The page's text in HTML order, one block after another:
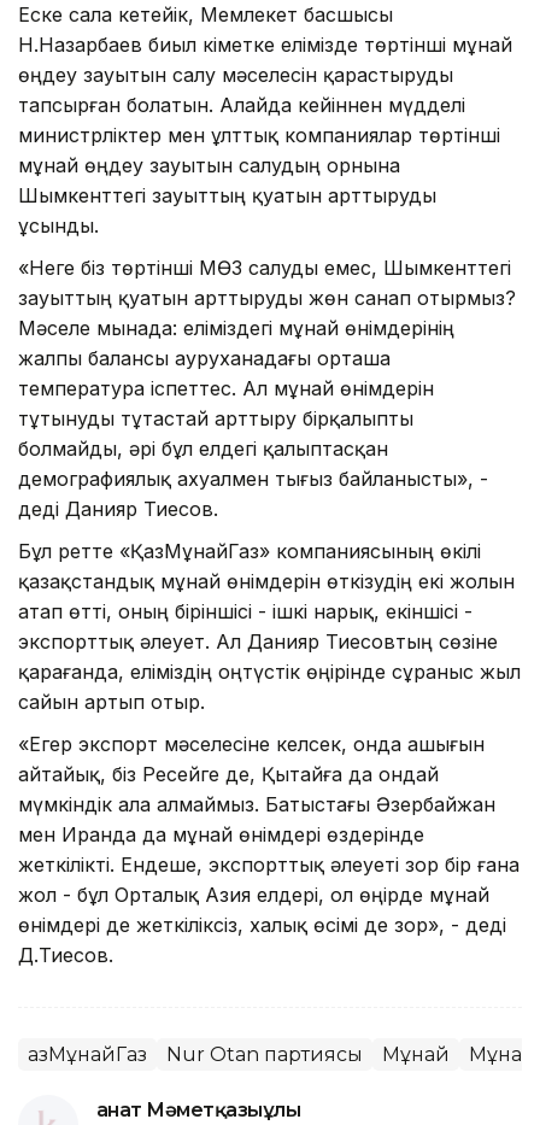
Еске сала кетейік, Мемлекет басшысы
Н.Назарбаев биыл Үкіметке елімізде төртінші мұнай
өңдеу зауытын салу мәселесін қарастыруды
тапсырған болатын. Алайда кейіннен мүдделі
министрліктер мен ұлттық компаниялар төртінші
мұнай өңдеу зауытын салудың орнына
Шымкенттегі зауыттың қуатын арттыруды
ұсынды.
«Неге біз төртінші МӨЗ салуды емес, Шымкенттегі
зауыттың қуатын арттыруды жөн санап отырмыз?
Мәселе мынада: еліміздегі мұнай өнімдерінің
жалпы балансы ауруханадағы орташа
температура іспеттес. Ал мұнай өнімдерін
тұтынуды тұтастай арттыру бірқалыпты
болмайды, әрі бұл елдегі қалыптасқан
демографиялық ахуалмен тығыз байланысты», -
деді Данияр Тиесов.
Бұл ретте «ҚазМұнайГаз» компаниясының өкілі
қазақстандық мұнай өнімдерін өткізудің екі жолын
атап өтті, оның біріншісі - ішкі нарық, екіншісі -
экспорттық әлеует. Ал Данияр Тиесовтың сөзіне
қарағанда, еліміздің оңтүстік өңірінде сұраныс жыл
сайын артып отыр.
«Егер экспорт мәселесіне келсек, онда ашығын
айтайық, біз Ресейге де, Қытайға да ондай
мүмкіндік ала алмаймыз. Батыстағы Әзербайжан
мен Иранда да мұнай өнімдері өздерінде
жеткілікті. Ендеше, экспорттық әлеуеті зор бір ғана
жол - бұл Орталық Азия елдері, ол өңірде мұнай
өнімдері де жеткіліксіз, халық өсімі де зор», - деді
Д.Тиесов.
ҚазМұнайГаз Nur Otan партиясы Мұнай
Қанат Мәметқазыұлы